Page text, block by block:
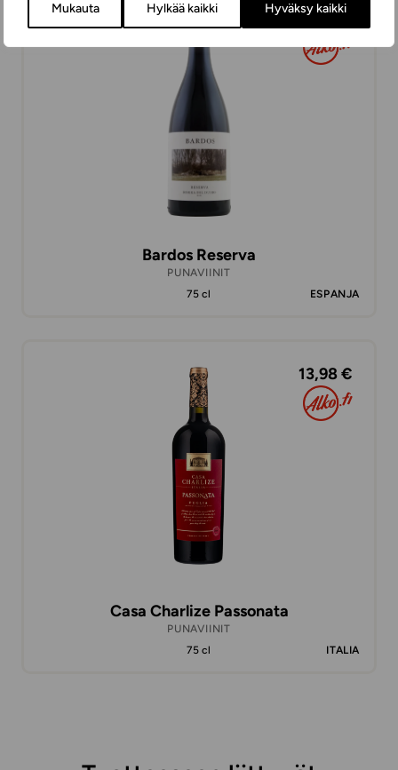
Mukauta Hylkää kaikki Hyväksy kaikki
27,48 €
Bardos Reserva
PUNAVIINIT
75 cl
ESPANJA
13,98 €
Casa Charlize Passonata
PUNAVIINIT
75 cl
ITALIA